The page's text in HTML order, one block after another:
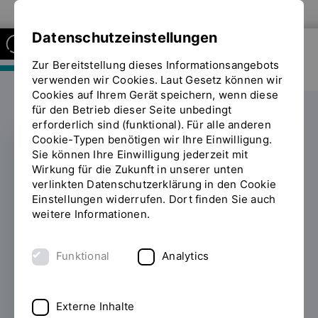
FAKULTÄT MASCHINENBAU
Innovative Ansätze zur
Steuerung
innerbetrieblicher
Routenzüge
die Steuerung innerbetrieblicher
Datenschutzeinstellungen
Zur Bereitstellung dieses Informationsangebots
verwenden wir Cookies. Laut Gesetz können wir
Cookies auf Ihrem Gerät speichern, wenn diese
für den Betrieb dieser Seite unbedingt
erforderlich sind (funktional). Für alle anderen
Cookie-Typen benötigen wir Ihre Einwilligung.
Sie können Ihre Einwilligung jederzeit mit
Wirkung für die Zukunft in unserer unten
verlinkten Datenschutzerklärung in den Cookie
Einstellungen widerrufen. Dort finden Sie auch
weitere Informationen.
Funktional Analytics
Externe Inhalte